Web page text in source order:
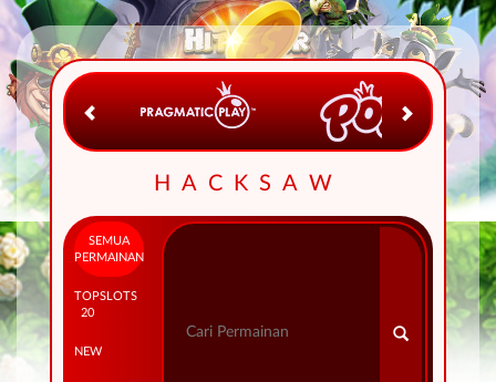
HACKSAW
SEMUA
PERMAINAN
TOP
20
SLOTS
NEW